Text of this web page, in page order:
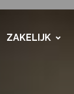
ZAKELIJK